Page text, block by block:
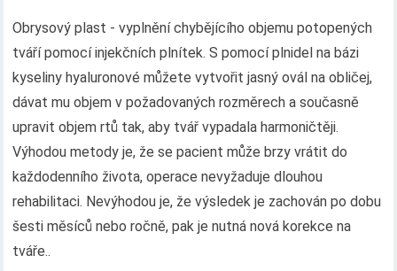
Obrysový plast - vyplnění chybějícího objemu potopených
tváří pomocí injekčních plnítek. S pomocí plnidel na bázi
kyseliny hyaluronové můžete vytvořit jasný ovál na obličej,
dávat mu objem v požadovaných rozměrech a současně
upravit objem rtů tak, aby tvář vypadala harmoničtěji.
Výhodou metody je, že se pacient může brzy vrátit do
každodenního života, operace nevyžaduje dlouhou
rehabilitaci. Nevýhodou je, že výsledek je zachován po dobu
šesti měsíců nebo ročně, pak je nutná nová korekce na
tváře..